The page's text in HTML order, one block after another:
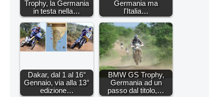
Trophy, la Germania
in testa nella…
Germania ma
l'Italia…
Dakar, dal 1 al 16°
Gennaio, via alla 13°
edizione…
BMW GS Trophy,
Germania ad un
passo dal titolo,…